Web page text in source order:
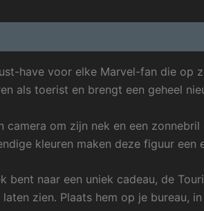
have voor elke Marvel-fan die op
als toerist en brengt een geheel
om zijn nek en een
kleuren maken deze figuur een
naar een uniek cadeau, de
zien. Plaats hem op je bureau,